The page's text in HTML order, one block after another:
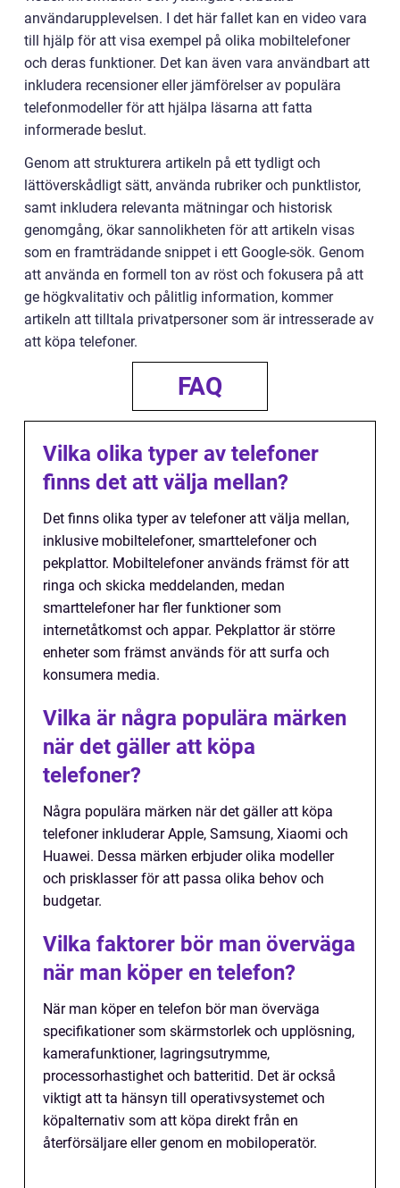
användarupplevelsen. I det här fallet kan en video vara
till hjälp för att visa exempel på olika mobiltelefoner
och deras funktioner. Det kan även vara användbart att
inkludera recensioner eller jämförelser av populära
telefonmodeller för att hjälpa läsarna att fatta
informerade beslut.
Genom att strukturera artikeln på ett tydligt och
lättöverskådligt sätt, använda rubriker och punktlistor,
samt inkludera relevanta mätningar och historisk
genomgång, ökar sannolikheten för att artikeln visas
som en framträdande snippet i ett Google-sök. Genom
att använda en formell ton av röst och fokusera på att
ge högkvalitativ och pålitlig information, kommer
artikeln att tilltala privatpersoner som är intresserade av
att köpa telefoner.
FAQ
Vilka olika typer av telefoner
finns det att välja mellan?
Det finns olika typer av telefoner att välja mellan,
inklusive mobiltelefoner, smarttelefoner och
pekplattor. Mobiltelefoner används främst för att
ringa och skicka meddelanden, medan
smarttelefoner har fler funktioner som
internetåtkomst och appar. Pekplattor är större
enheter som främst används för att surfa och
konsumera media.
Vilka är några populära märken
när det gäller att köpa
telefoner?
Några populära märken när det gäller att köpa
telefoner inkluderar Apple, Samsung, Xiaomi och
Huawei. Dessa märken erbjuder olika modeller
och prisklasser för att passa olika behov och
budgetar.
Vilka faktorer bör man överväga
när man köper en telefon?
När man köper en telefon bör man överväga
specifikationer som skärmstorlek och upplösning,
kamerafunktioner, lagringsutrymme,
processorhastighet och batteritid. Det är också
viktigt att ta hänsyn till operativsystemet och
köpalternativ som att köpa direkt från en
återförsäljare eller genom en mobiloperatör.